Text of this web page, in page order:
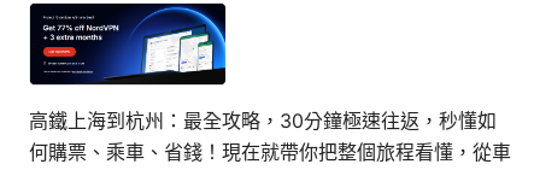
高鐵上海到杭州：最全攻略，30分鐘極速往返，秒懂如
何購票、乘車、省錢！現在就帶你把整個旅程看懂，從車